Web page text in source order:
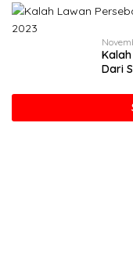
Dari